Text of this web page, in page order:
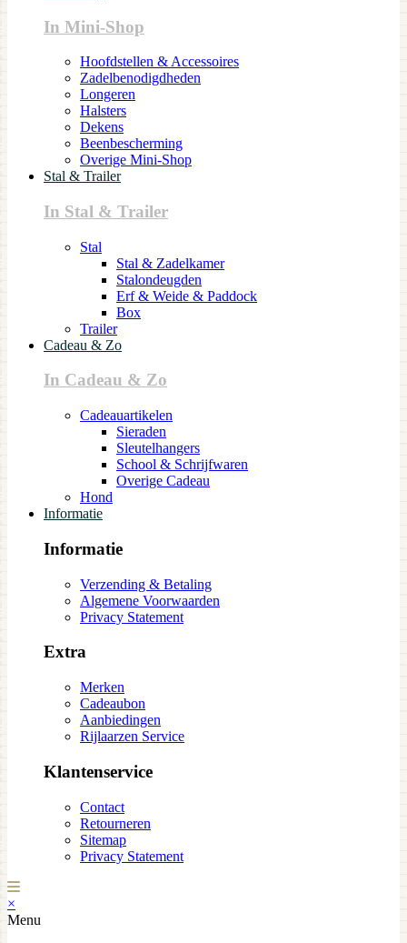
In Mini-Shop
Hoofdstellen & Accessoires
Zadelbenodigdheden
Longeren
Halsters
Dekens
Beenbescherming
Overige Mini-Shop
Stal & Trailer
In Stal & Trailer
Stal
Stal & Zadelkamer
Stalondeugden
Erf & Weide & Paddock
Box
Trailer
Cadeau & Zo
In Cadeau & Zo
Cadeauartikelen
Sieraden
Sleutelhangers
School & Schrijfwaren
Overige Cadeau
Hond
Informatie
Informatie
Verzending & Betaling
Algemene Voorwaarden
Privacy Statement
Extra
Merken
Cadeaubon
Aanbiedingen
Rijlaarzen Service
Klantenservice
Contact
Retourneren
Sitemap
Privacy Statement
×
Menu